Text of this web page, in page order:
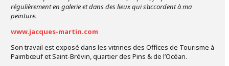
régulièrement en galerie et dans des lieux qui s’accordent à ma
peinture.
www.jacques-martin.com
Son travail est exposé dans les vitrines des Offices de Tourisme à
Paimbœuf et Saint-Brévin, quartier des Pins & de l’Océan.